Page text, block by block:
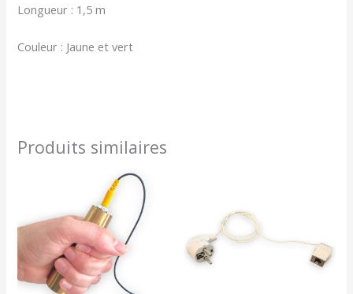
Longueur : 1,5 m
Couleur : Jaune et vert
Produits similaires